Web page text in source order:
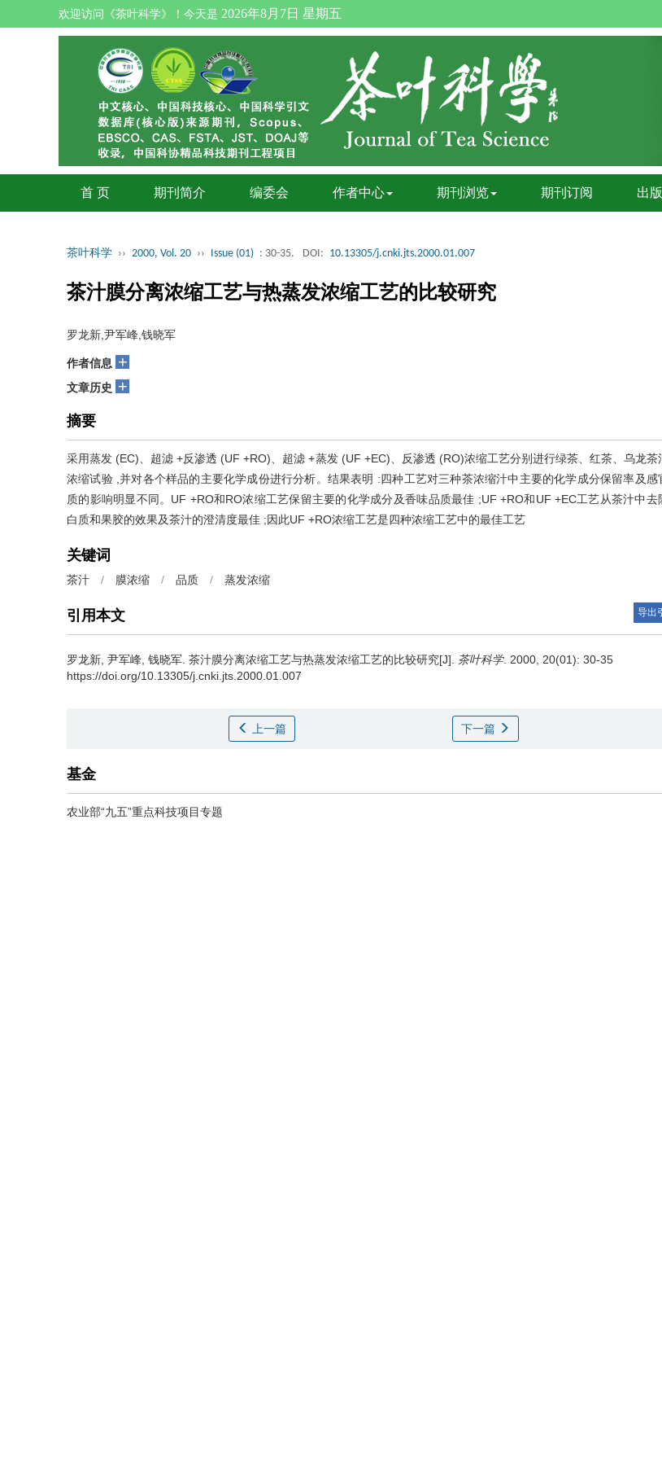
欢迎访问《茶叶科学》！今天是 2026年8月7日 星期五
首 页 期刊简介 编委会 作者中心 期刊浏览 期刊订阅 出
茶叶科学 ›› 2000, Vol. 20 ›› Issue (01) : 30-35. DOI: 10.13305/j.cnki.jts.2000.01.007
茶汁膜分离浓缩工艺与热蒸发浓缩工艺的比较研究
罗龙新,尹军峰,钱晓军
作者信息 +
文章历史 +
摘要
采用蒸发 (EC)、超滤 +反渗透 (UF +RO)、超滤 +蒸发 (UF +EC)、反渗透 (RO)浓缩工艺分别进行绿茶、红茶、乌龙茶
浓缩试验 ,并对各个样品的主要化学成份进行分析。结果表明 :四种工艺对三种茶浓缩汁中主要的化学成分保留率及感
质的影响明显不同。UF +RO和RO浓缩工艺保留主要的化学成分及香味品质最佳 ;UF +RO和UF +EC工艺从茶汁中去
白质和果胶的效果及茶汁的澄清度最佳 ;因此UF +RO浓缩工艺是四种浓缩工艺中的最佳工艺
关键词
茶汁 / 膜浓缩 / 品质 / 蒸发浓缩
引用本文 导出
罗龙新, 尹军峰, 钱晓军. 茶汁膜分离浓缩工艺与热蒸发浓缩工艺的比较研究[J]. 茶叶科学. 2000, 20(01): 30-35
https://doi.org/10.13305/j.cnki.jts.2000.01.007
上一篇 下一篇
基金
农业部“九五”重点科技项目专题